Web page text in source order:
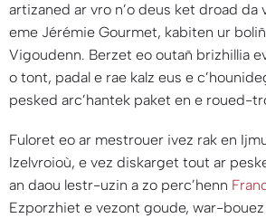
artizaned ar vro n’o deus ket droad da
eme Jérémie Gourmet, kabiten ur
Vigoudenn. Berzet eo outañ brizhillia
o tont, padal e rae kalz eus e
pesked arc’hantek paket en e roued-
Fuloret eo ar mestrouer ivez rak en
Izelvroioù, e vez diskarget tout ar
an daou lestr-uzin a zo perc’henn
Ezporzhiet e vezont goude, war-